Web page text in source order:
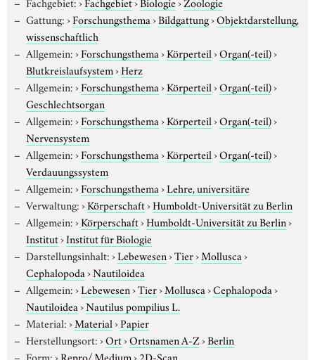
Gattung:›Forschungsthema›Bildgattung›Objektdarstellung,
wissenschaftlich
Allgemein:›Forschungsthema›Körperteil›Organ(-teil)›
Blutkreislaufsystem›Herz
Allgemein:›Forschungsthema›Körperteil›Organ(-teil)›
Geschlechtsorgan
Allgemein:›Forschungsthema›Körperteil›Organ(-teil)›
Nervensystem
Allgemein:›Forschungsthema›Körperteil›Organ(-teil)›
Verdauungssystem
Allgemein:›Forschungsthema›Lehre, universitäre
Verwaltung:›Körperschaft›Humboldt-Universität zu Berlin
Allgemein:›Körperschaft›Humboldt-Universität zu Berlin›
Institut›Institut für Biologie
Darstellungsinhalt:›Lebewesen›Tier›Mollusca›
Cephalopoda›Nautiloidea
Allgemein:›Lebewesen›Tier›Mollusca›Cephalopoda›
Nautiloidea›Nautilus pompilius L.
Material:›Material›Papier
Herstellungsort:›Ort›Ortsnamen A-Z›Berlin
Form:›Repro/ Medium›2D-Scan